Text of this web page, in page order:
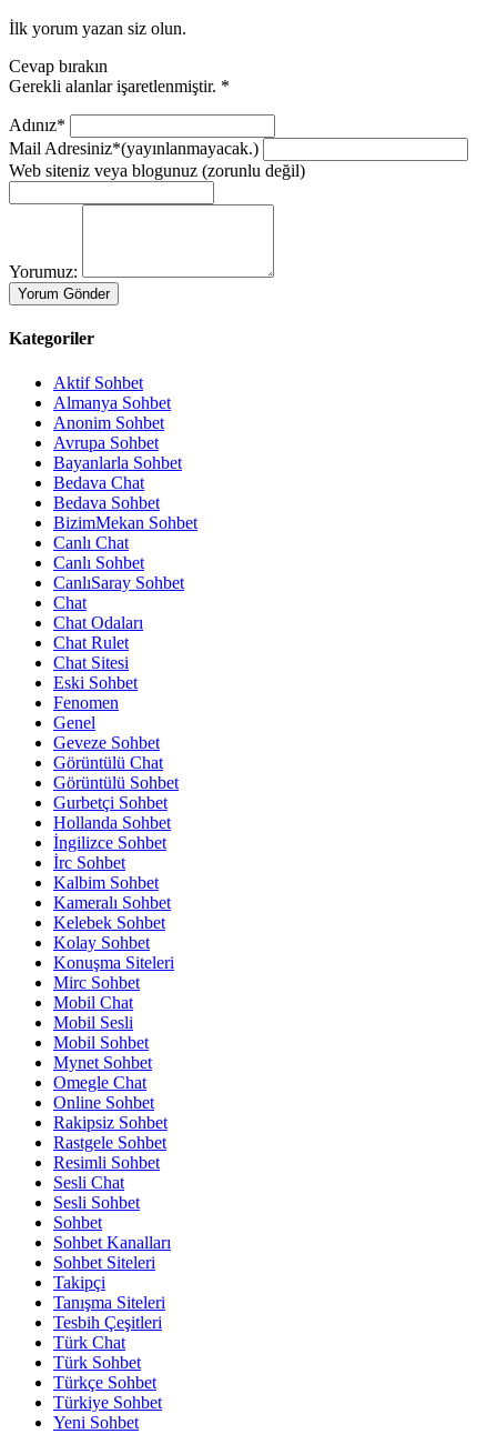
İlk yorum yazan siz olun.
Cevap bırakın
Gerekli alanlar işaretlenmiştir. *
Adınız*
Mail Adresiniz*(yayınlanmayacak.)
Web siteniz veya blogunuz (zorunlu değil)
Yorumuz:
Kategoriler
Aktif Sohbet
Almanya Sohbet
Anonim Sohbet
Avrupa Sohbet
Bayanlarla Sohbet
Bedava Chat
Bedava Sohbet
BizimMekan Sohbet
Canlı Chat
Canlı Sohbet
CanlıSaray Sohbet
Chat
Chat Odaları
Chat Rulet
Chat Sitesi
Eski Sohbet
Fenomen
Genel
Geveze Sohbet
Görüntülü Chat
Görüntülü Sohbet
Gurbetçi Sohbet
Hollanda Sohbet
İngilizce Sohbet
İrc Sohbet
Kalbim Sohbet
Kameralı Sohbet
Kelebek Sohbet
Kolay Sohbet
Konuşma Siteleri
Mirc Sohbet
Mobil Chat
Mobil Sesli
Mobil Sohbet
Mynet Sohbet
Omegle Chat
Online Sohbet
Rakipsiz Sohbet
Rastgele Sohbet
Resimli Sohbet
Sesli Chat
Sesli Sohbet
Sohbet
Sohbet Kanalları
Sohbet Siteleri
Takipçi
Tanışma Siteleri
Tesbih Çeşitleri
Türk Chat
Türk Sohbet
Türkçe Sohbet
Türkiye Sohbet
Yeni Sohbet